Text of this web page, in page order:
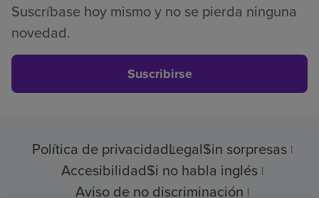
Suscríbase hoy mismo y no se pierda ninguna
novedad.
Suscribirse
Política de privacidadLegalSin sorpresas
AccesibilidadSi no habla inglés
Aviso de no discriminación